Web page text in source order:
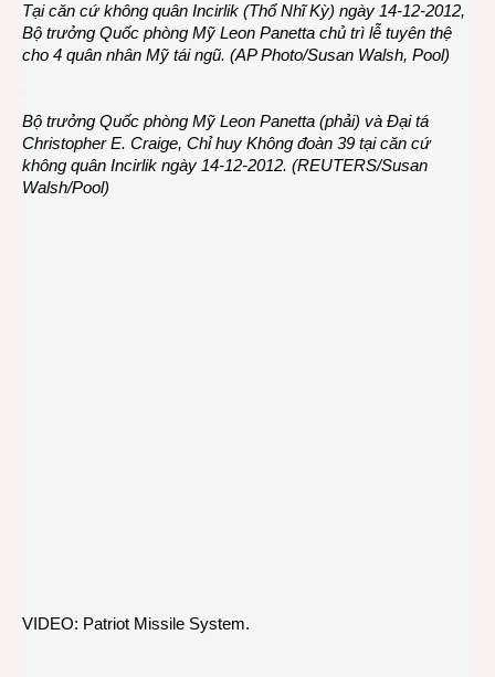
Tại căn cứ không quân Incirlik (Thổ Nhĩ Kỳ) ngày 14-12-2012,
Bộ trưởng Quốc phòng Mỹ Leon Panetta chủ trì lễ tuyên thệ
cho 4 quân nhân Mỹ tái ngũ. (AP Photo/Susan Walsh, Pool)
Bộ trưởng Quốc phòng Mỹ Leon Panetta (phải) và Đại tá
Christopher E. Craige, Chỉ huy Không đoàn 39 tại căn cứ
không quân Incirlik ngày 14-12-2012. (REUTERS/Susan
Walsh/Pool)
VIDEO: Patriot Missile System.